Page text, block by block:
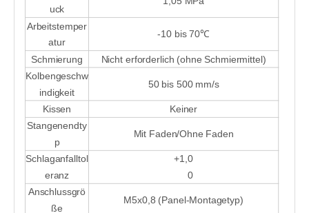
uck
Arbeitstemper
atur
-10 bis 70℃
Schmierung
Nicht erforderlich (ohne Schmiermittel)
Kolbengeschw
indigkeit
50 bis 500 mm/s
Kissen
Keiner
Stangenendty
p
Mit Faden/Ohne Faden
Schlaganfalltol
eranz
+1,0
0
Anschlussgrö
ße
M5x0,8 (Panel-Montagetyp)